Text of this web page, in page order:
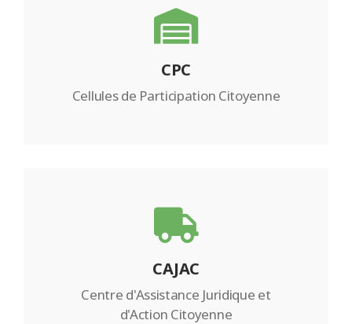
CPC
Cellules de Participation Citoyenne
CAJAC
Centre d'Assistance Juridique et
d'Action Citoyenne